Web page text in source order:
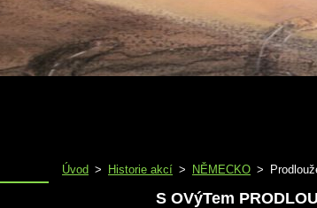
Úvod > Historie akcí > NĚMECKO >
S OVýTem